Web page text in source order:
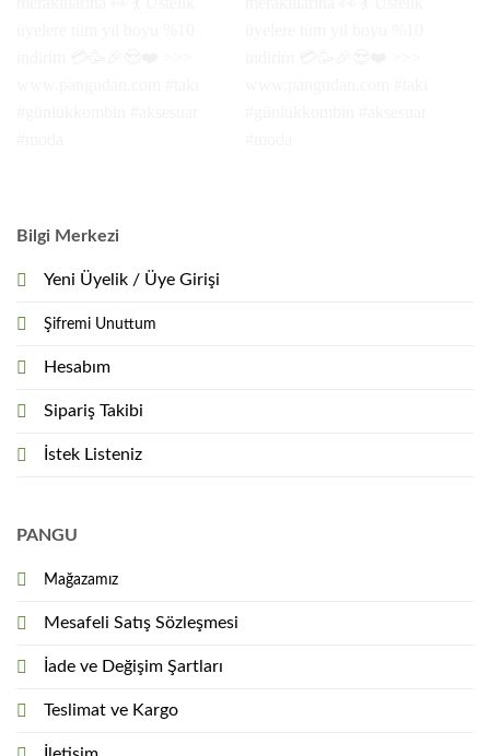
Bilgi Merkezi
Yeni Üyelik / Üye Girişi
Şifremi Unuttum
Hesabım
Sipariş Takibi
İstek Listeniz
PANGU
Mağazamız
Mesafeli Satış Sözleşmesi
İade ve Değişim Şartları
Teslimat ve Kargo